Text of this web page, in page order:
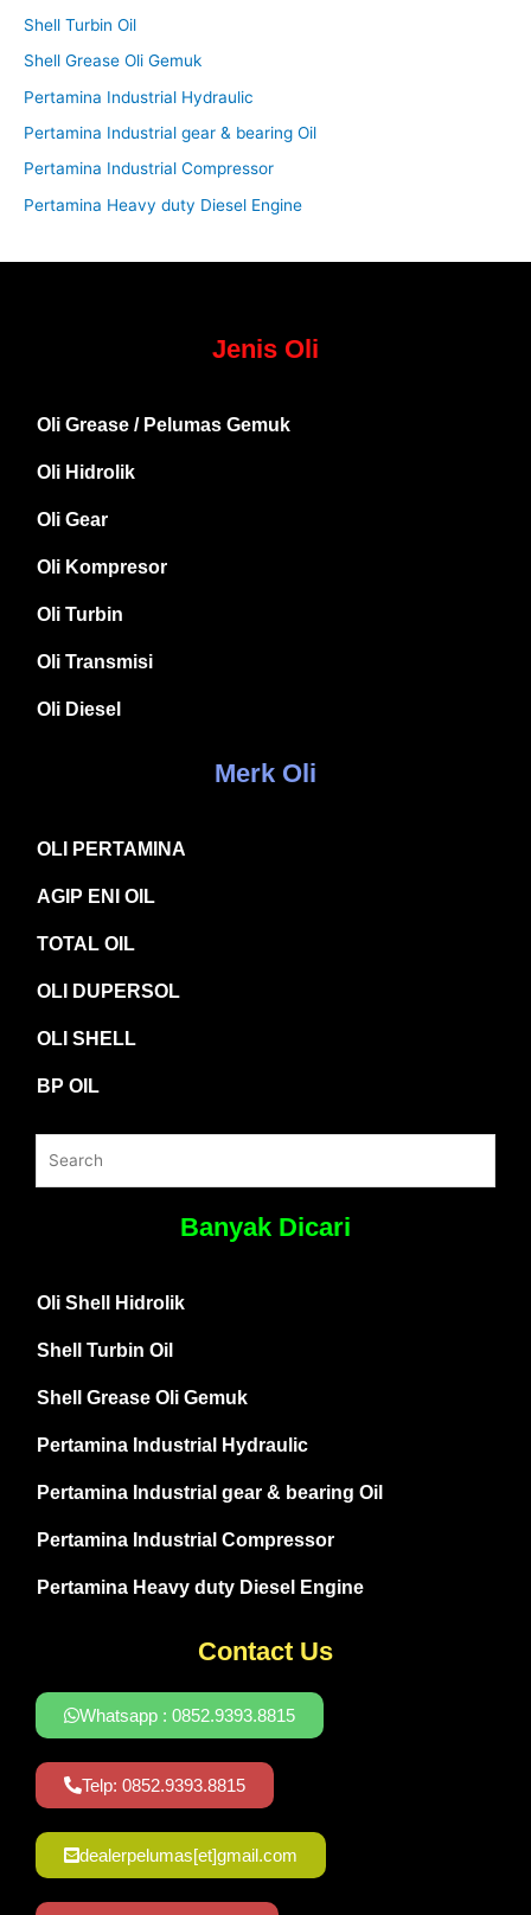
Shell Turbin Oil
Shell Grease Oli Gemuk
Pertamina Industrial Hydraulic
Pertamina Industrial gear & bearing Oil
Pertamina Industrial Compressor
Pertamina Heavy duty Diesel Engine
Jenis Oli
Oli Grease / Pelumas Gemuk
Oli Hidrolik
Oli Gear
Oli Kompresor
Oli Turbin
Oli Transmisi
Oli Diesel
Merk Oli
OLI PERTAMINA
AGIP ENI OIL
TOTAL OIL
OLI DUPERSOL
OLI SHELL
BP OIL
Banyak Dicari
Oli Shell Hidrolik
Shell Turbin Oil
Shell Grease Oli Gemuk
Pertamina Industrial Hydraulic
Pertamina Industrial gear & bearing Oil
Pertamina Industrial Compressor
Pertamina Heavy duty Diesel Engine
Contact Us
Whatsapp : 0852.9393.8815
Telp: 0852.9393.8815
dealerpelumas[et]gmail.com